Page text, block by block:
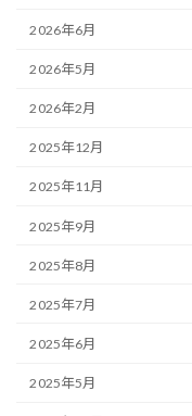
2026年6月
2026年5月
2026年2月
2025年12月
2025年11月
2025年9月
2025年8月
2025年7月
2025年6月
2025年5月